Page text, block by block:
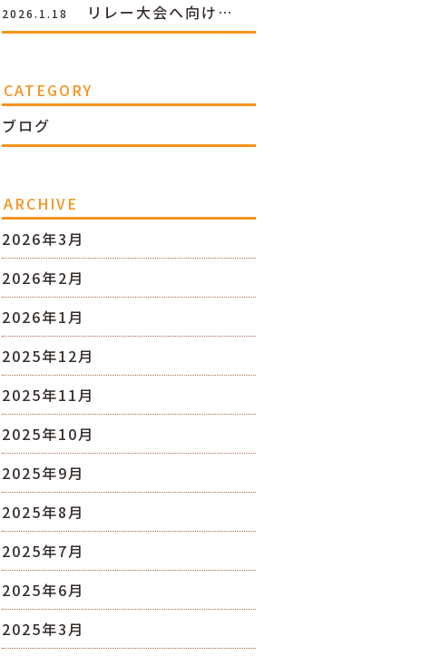
2026.1.18 リレー大会へ向け…
CATEGORY
ブログ
ARCHIVE
2026年3月
2026年2月
2026年1月
2025年12月
2025年11月
2025年10月
2025年9月
2025年8月
2025年7月
2025年6月
2025年3月